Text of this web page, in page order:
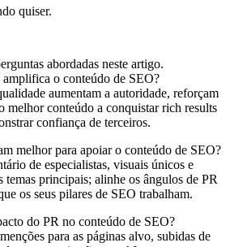
quiser.
abordadas neste artigo.
o conteúdo de SEO?
aumentam a autoridade, reforçam
melhor conteúdo a conquistar rich results
confiança de terceiros.
melhor para apoiar o conteúdo de SEO?
de especialistas, visuais únicos e
temas principais; alinhe os ângulos de PR
os seus pilares de SEO trabalham.
do PR no conteúdo de SEO?
para as páginas alvo, subidas de